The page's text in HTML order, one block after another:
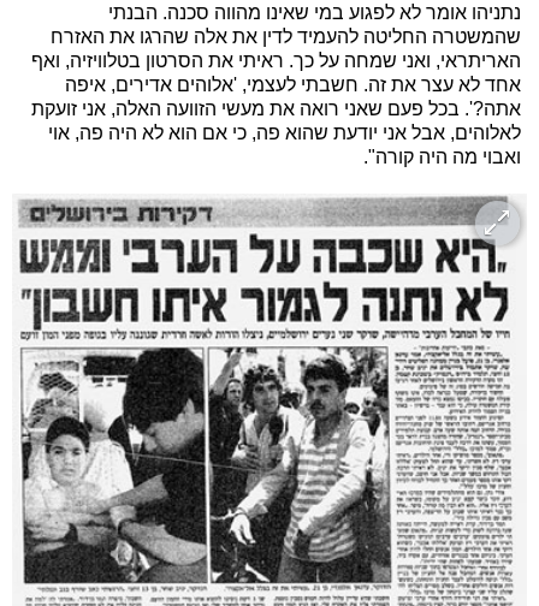
נתניהו אומר לא לפגוע במי שאינו מהווה סכנה. הבנתי
שהמשטרה החליטה להעמיד לדין את אלה שהרגו את האזרח
האריתראי, ואני שמחה על כך. ראיתי את הסרטון בטלוויזיה, ואף
אחד לא עצר את זה. חשבתי לעצמי, 'אלוהים אדירים, איפה
אתה?'. בכל פעם שאני רואה את מעשי הזוועה האלה, אני זועקת
לאלוהים, אבל אני יודעת שהוא פה, כי אם הוא לא היה פה, אוי
ואבוי מה היה קורה".